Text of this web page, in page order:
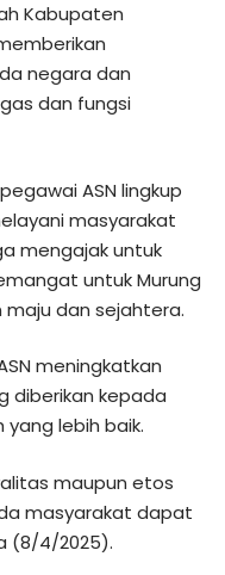
Kabupaten
negara dan
dan fungsi
ASN lingkup
masyarakat
mengajak untuk
untuk Murung
maju dan sejahtera.
meningkatkan
diberikan kepada
lebih baik.
maupun etos
masyarakat dapat
(8/4/2025).